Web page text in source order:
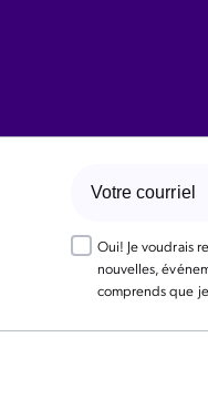
Oui! Je voudrais
nouvelles,
comprends que